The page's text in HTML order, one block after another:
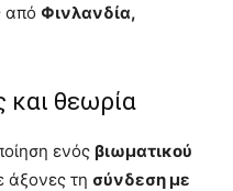
από Φινλανδία,
και θεωρία
ενός βιωματικού
άξονες τη σύνδεση με